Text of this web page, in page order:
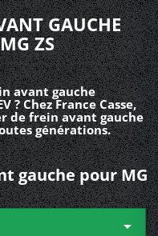
GAUCHE
ZS
avant gauche
? Chez France Casse,
de frein avant gauche
générations.
gauche pour MG
